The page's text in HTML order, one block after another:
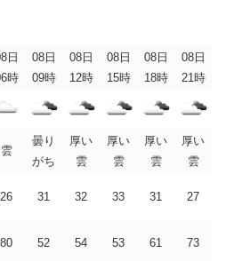
日
時
08日
09時
08日
12時
08日
15時
08日
18時
08日
21時
雲
曇り
がち
厚い
雲
厚い
雲
厚い
雲
厚い
雲
26 31 32 33 31 27
80 52 54 53 61 73